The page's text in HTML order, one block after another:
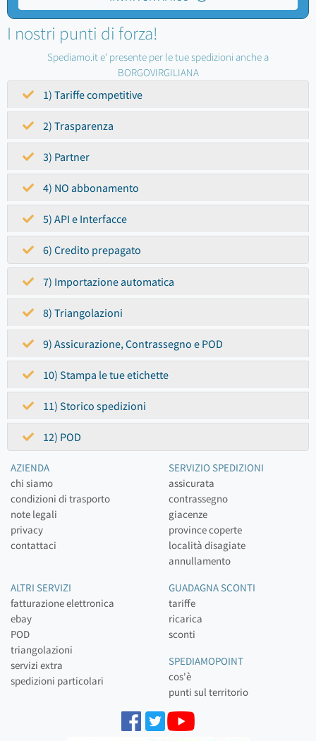
I nostri punti di forza!
Spediamo.it e' presente per le tue spedizioni anche a
BORGOVIRGILIANA
1) Tariffe competitive
2) Trasparenza
3) Partner
4) NO abbonamento
5) API e Interfacce
6) Credito prepagato
7) Importazione automatica
8) Triangolazioni
9) Assicurazione, Contrassegno e POD
10) Stampa le tue etichette
11) Storico spedizioni
12) POD
AZIENDA
chi siamo
condizioni di trasporto
note legali
privacy
contattaci
SERVIZIO SPEDIZIONI
assicurata
contrassegno
giacenze
province coperte
località disagiate
annullamento
ALTRI SERVIZI
fatturazione elettronica
ebay
POD
triangolazioni
servizi extra
spedizioni particolari
GUADAGNA SCONTI
tariffe
ricarica
sconti
SPEDIAMOPOINT
cos'è
punti sul territorio